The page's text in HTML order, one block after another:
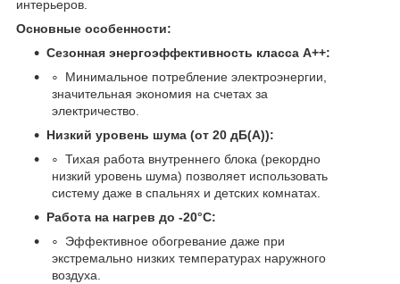
интерьеров.
Основные особенности:
Сезонная энергоэффективность класса А++:
Минимальное потребление электроэнергии,
значительная экономия на счетах за
электричество.
Низкий уровень шума (от 20 дБ(А)):
Тихая работа внутреннего блока (рекордно
низкий уровень шума) позволяет использовать
систему даже в спальнях и детских комнатах.
Работа на нагрев до -20°C:
Эффективное обогревание даже при
экстремально низких температурах наружного
воздуха.